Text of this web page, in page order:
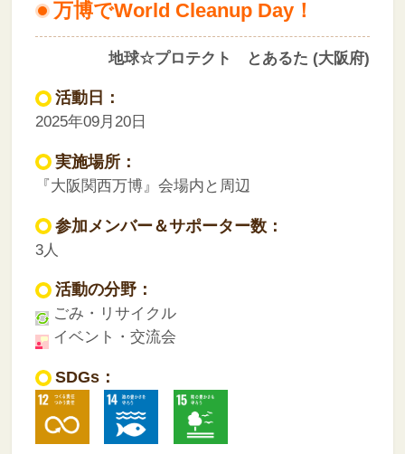
万博でWorld Cleanup Day！
地球☆プロテクト とあるた (大阪府)
活動日：
2025年09月20日
実施場所：
『大阪関西万博』会場内と周辺
参加メンバー＆サポーター数：
3人
活動の分野：
ごみ・リサイクル
イベント・交流会
SDGs：